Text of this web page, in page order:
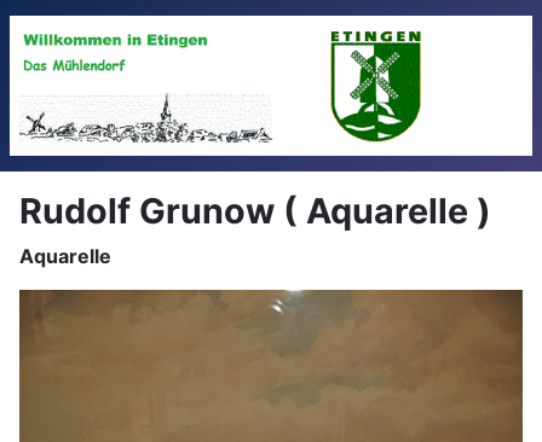
Rudolf Grunow ( Aquarelle )
Aquarelle